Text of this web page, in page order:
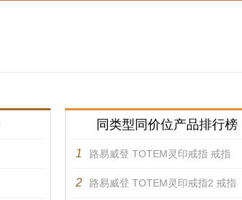
同类型同价位产品排行榜
1 路易威登 TOTEM灵印戒指 戒指
2 路易威登 TOTEM灵印戒指2 戒指